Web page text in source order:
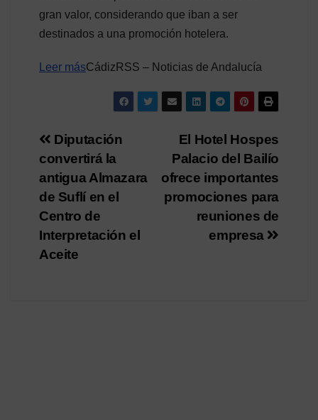
gran valor, considerando que iban a ser
destinados a una promoción hotelera.
Leer másCádizRSS – Noticias de Andalucía
Navegación
de
entradas
El Hotel Hospes
Palacio del Bailío
ofrece importantes
promociones para
reuniones de
empresa
Diputación
convertirá la
antigua Almazara
de Suflí en el
Centro de
Interpretación el
Aceite